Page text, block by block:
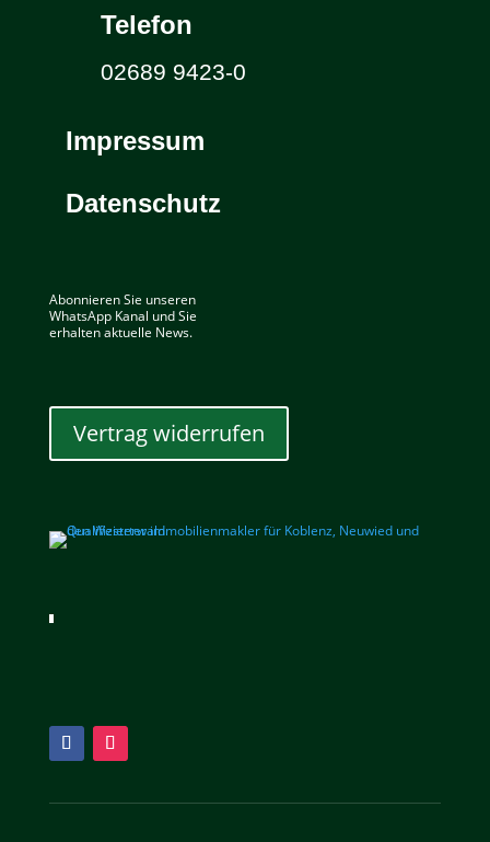
Telefon
02689 9423-0
Impressum
Datenschutz
Abonnieren Sie unseren
WhatsApp Kanal und Sie
erhalten aktuelle News.
Vertrag widerrufen